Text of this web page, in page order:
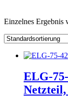
Kategorie
Hersteller
Lieferzeiten
Auf Lager
Ausgangsspannung
Ausgangsstrom
Ausgang Anschluss
Eingangsspannung
Einzelnes Ergebnis
ELG-
Netzteil,